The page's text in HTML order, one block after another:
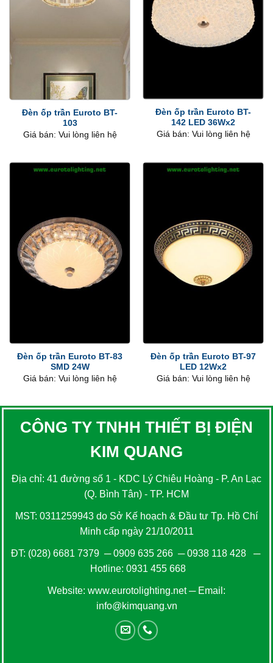
Đèn ốp trần Euroto BT-
103
Giá bán: Vui lòng liên hệ
Đèn ốp trần Euroto BT-
142 LED 36Wx2
Giá bán: Vui lòng liên hệ
Đèn ốp trần Euroto BT-83
SMD 24W
Giá bán: Vui lòng liên hệ
Đèn ốp trần Euroto BT-97
LED 12Wx2
Giá bán: Vui lòng liên hệ
CÔNG TY TNHH THIẾT BỊ ĐIỆN
KIM QUANG
Địa chỉ: 41 đường số 1 - KDC Lý Chiêu Hoàng - P. An Lạc
(Q. Bình Tân) - TP. HCM
MST: 0311259943 do Sở Kế hoạch & Đầu tư Tp. Hồ Chí
Minh cấp ngày 21/10/2011
ĐT: (028) 6681 7379 ─0909 635 266─0938 118 428─
Hotline: 0931 455 668
Website: www.eurotolighting.net─ Email:
info@kimquang.vn